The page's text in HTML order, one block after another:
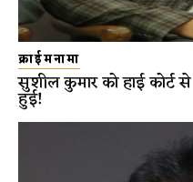
क्राईमनामा
सुशील कुमार को हाई कोर्ट
हुई!